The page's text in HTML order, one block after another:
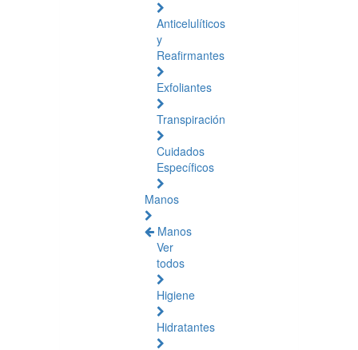
Anticelulíticos
y
Reafirmantes
Exfoliantes
Transpiración
Cuidados
Específicos
Manos
Manos
Ver
todos
Higiene
Hidratantes